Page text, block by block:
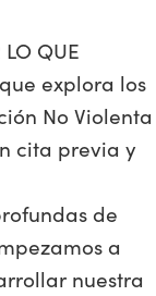
QUE
explora los
No Violenta
cita previa y
de
a
nuestra